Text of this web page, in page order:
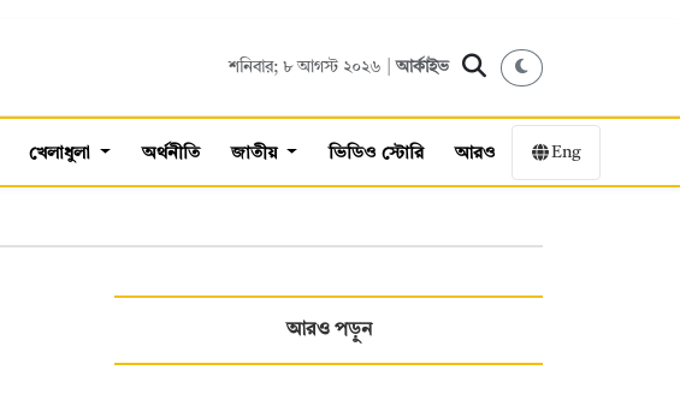
শনিবার; ৮ আগস্ট ২০২৬ |আর্কাইভ
খেলাধুলা অর্থনীতি জাতীয় ভিডিও স্টোরি আরও Eng
আরও পড়ুন